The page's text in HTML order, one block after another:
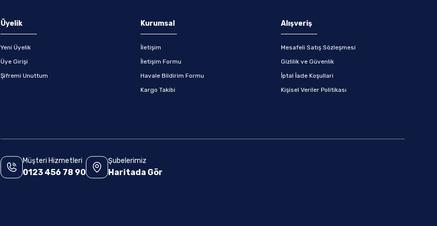
Üyelik
Yeni Üyelik
Üye Girişi
Şifremi Unuttum
Kurumsal
İletişim
İletişim Formu
Havale Bildirim Formu
Kargo Takibi
Alışveriş
Mesafeli Satış Sözleşmesi
Gizlilik ve Güvenlik
İptal İade Koşullari
Kişisel Veriler Politikası
Müşteri Hizmetleri
0123 456 78 90
Şubelerimiz
Haritada Gör